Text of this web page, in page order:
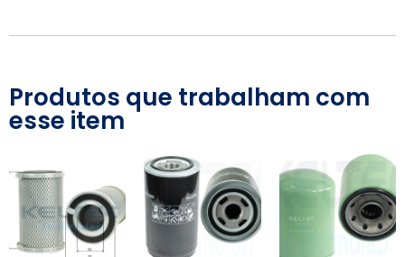
Produtos que trabalham com
esse item